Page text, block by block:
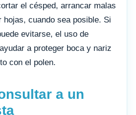
el césped, arrancar malas
hojas, cuando sea posible. Si
evitarse, el uso de
a proteger boca y nariz
con el polen.
a un